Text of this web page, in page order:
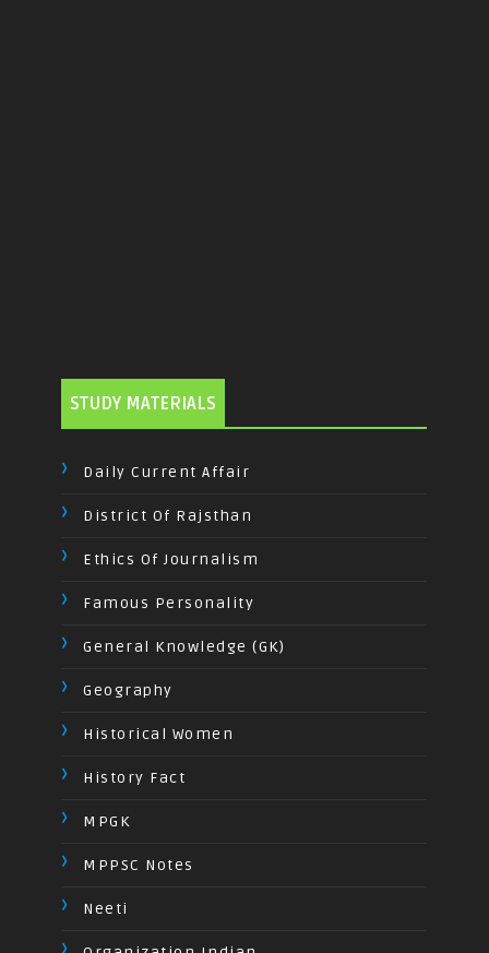
STUDY MATERIALS
Daily Current Affair
District Of Rajsthan
Ethics Of Journalism
Famous Personality
General Knowledge (GK)
Geography
Historical Women
History Fact
MPGK
MPPSC Notes
Neeti